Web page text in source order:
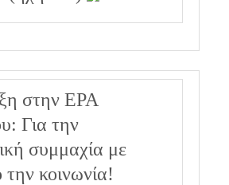
στην ΕΡΑ
Για την
συμμαχία με
την κοινωνία!